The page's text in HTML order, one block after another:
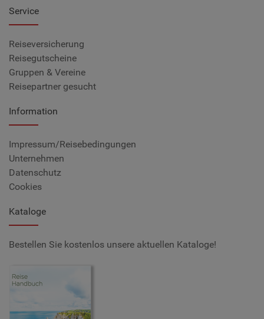
Service
Reiseversicherung
Reisegutscheine
Gruppen & Vereine
Reisepartner gesucht
Information
Impressum/Reisebedingungen
Unternehmen
Datenschutz
Cookies
Kataloge
Bestellen Sie kostenlos unsere aktuellen Kataloge!